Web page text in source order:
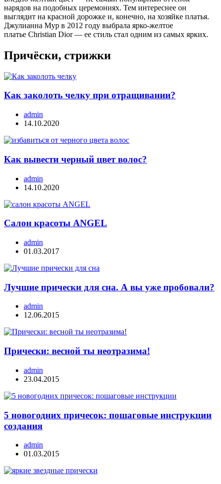
нарядов на подобных церемониях. Тем интереснее он
выглядит на красной дорожке и, конечно, на хозяйке платья.
Джулианна Мур в 2012 году выбрала ярко-желтое
платье Christian Dior — ее стиль стал одним из самых ярких.
Причёски, стрижки
Как заколоть челку при отращивании?
admin
14.10.2020
Как вывести черный цвет волос?
admin
14.10.2020
Салон красоты ANGEL
admin
01.03.2017
Лучшие прически для сна. А вы уже пробовали?
admin
12.06.2015
Прически: весной ты неотразима!
admin
23.04.2015
5 новогодних причесок: пошаговые инструкции
создания
admin
01.03.2015